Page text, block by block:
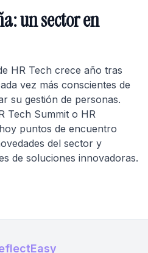
un sector en
HR Tech crece año tras
vez más conscientes de
su gestión de personas.
Tech Summit o HR
puntos de encuentro
del sector y
de soluciones innovadoras.